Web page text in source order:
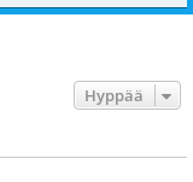
Hyppää